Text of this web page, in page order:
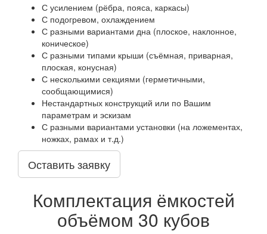
С усилением (рёбра, пояса, каркасы)
С подогревом, охлаждением
С разными вариантами дна (плоское, наклонное,
коническое)
С разными типами крыши (съёмная, приварная,
плоская, конусная)
С несколькими секциями (герметичными,
сообщающимися)
Нестандартных конструкций или по Вашим
параметрам и эскизам
С разными вариантами установки (на ложементах,
ножках, рамах и т.д.)
Оставить заявку
Комплектация ёмкостей
объёмом 30 кубов